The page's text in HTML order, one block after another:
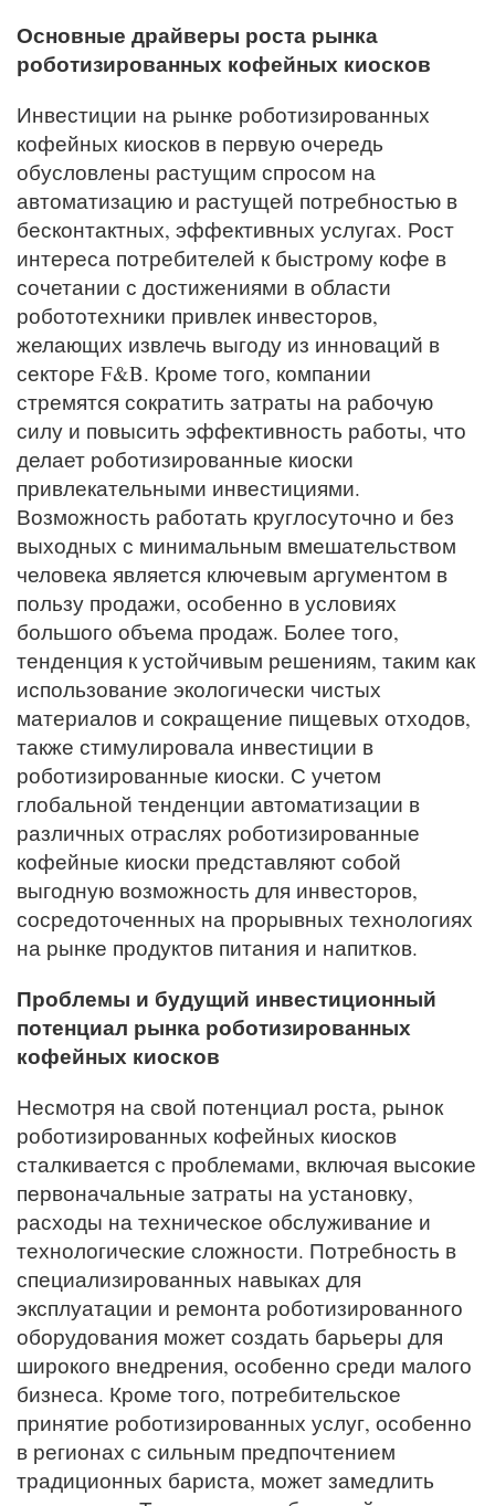
Основные драйверы роста рынка
роботизированных кофейных киосков
Инвестиции на рынке роботизированных
кофейных киосков в первую очередь
обусловлены растущим спросом на
автоматизацию и растущей потребностью в
бесконтактных, эффективных услугах. Рост
интереса потребителей к быстрому кофе в
сочетании с достижениями в области
робототехники привлек инвесторов,
желающих извлечь выгоду из инноваций в
секторе F&B. Кроме того, компании
стремятся сократить затраты на рабочую
силу и повысить эффективность работы, что
делает роботизированные киоски
привлекательными инвестициями.
Возможность работать круглосуточно и без
выходных с минимальным вмешательством
человека является ключевым аргументом в
пользу продажи, особенно в условиях
большого объема продаж. Более того,
тенденция к устойчивым решениям, таким как
использование экологически чистых
материалов и сокращение пищевых отходов,
также стимулировала инвестиции в
роботизированные киоски. С учетом
глобальной тенденции автоматизации в
различных отраслях роботизированные
кофейные киоски представляют собой
выгодную возможность для инвесторов,
сосредоточенных на прорывных технологиях
на рынке продуктов питания и напитков.
Проблемы и будущий инвестиционный
потенциал рынка роботизированных
кофейных киосков
Несмотря на свой потенциал роста, рынок
роботизированных кофейных киосков
сталкивается с проблемами, включая высокие
первоначальные затраты на установку,
расходы на техническое обслуживание и
технологические сложности. Потребность в
специализированных навыках для
эксплуатации и ремонта роботизированного
оборудования может создать барьеры для
широкого внедрения, особенно среди малого
бизнеса. Кроме того, потребительское
принятие роботизированных услуг, особенно
в регионах с сильным предпочтением
традиционных бариста, может замедлить